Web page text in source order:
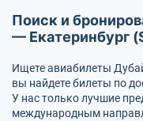
Поиск и
— Екатеринбург
Ищете авиабилеты
вы найдете билеты по
У нас только лучшие
международным